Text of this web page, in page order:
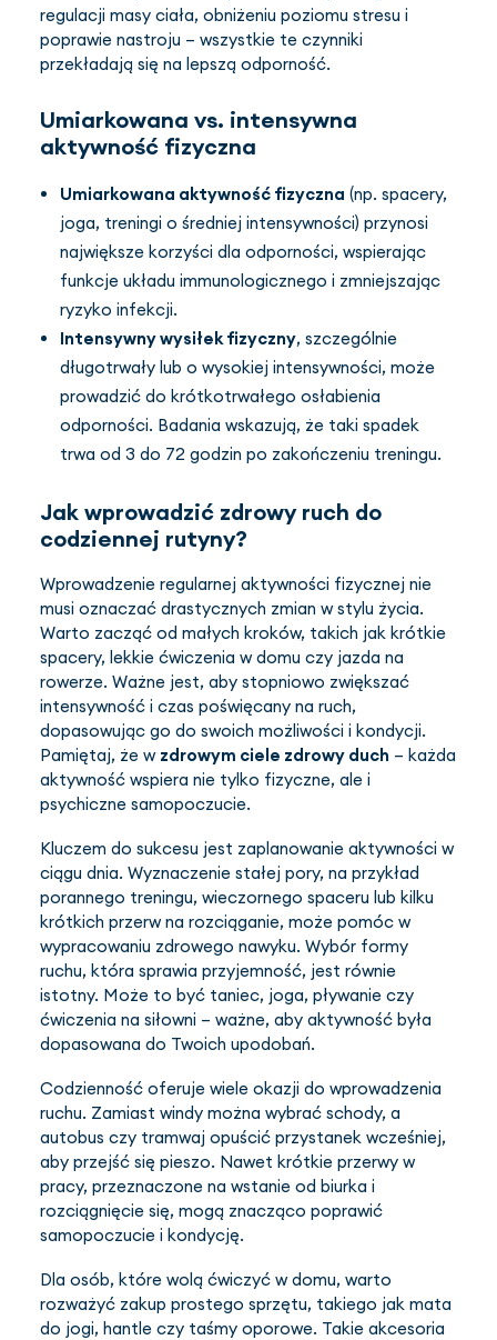
regulacji masy ciała, obniżeniu poziomu stresu i
poprawie nastroju – wszystkie te czynniki
przekładają się na lepszą odporność.
Umiarkowana vs. intensywna
aktywność fizyczna
Umiarkowana aktywność fizyczna (np. spacery,
joga, treningi o średniej intensywności) przynosi
największe korzyści dla odporności, wspierając
funkcje układu immunologicznego i zmniejszając
ryzyko infekcji.
Intensywny wysiłek fizyczny, szczególnie
długotrwały lub o wysokiej intensywności, może
prowadzić do krótkotrwałego osłabienia
odporności. Badania wskazują, że taki spadek
trwa od 3 do 72 godzin po zakończeniu treningu.
Jak wprowadzić zdrowy ruch do
codziennej rutyny?
Wprowadzenie regularnej aktywności fizycznej nie
musi oznaczać drastycznych zmian w stylu życia.
Warto zacząć od małych kroków, takich jak krótkie
spacery, lekkie ćwiczenia w domu czy jazda na
rowerze. Ważne jest, aby stopniowo zwiększać
intensywność i czas poświęcany na ruch,
dopasowując go do swoich możliwości i kondycji.
Pamiętaj, że w zdrowym ciele zdrowy duch – każda
aktywność wspiera nie tylko fizyczne, ale i
psychiczne samopoczucie.
Kluczem do sukcesu jest zaplanowanie aktywności w
ciągu dnia. Wyznaczenie stałej pory, na przykład
porannego treningu, wieczornego spaceru lub kilku
krótkich przerw na rozciąganie, może pomóc w
wypracowaniu zdrowego nawyku. Wybór formy
ruchu, która sprawia przyjemność, jest równie
istotny. Może to być taniec, joga, pływanie czy
ćwiczenia na siłowni – ważne, aby aktywność była
dopasowana do Twoich upodobań.
Codzienność oferuje wiele okazji do wprowadzenia
ruchu. Zamiast windy można wybrać schody, a
autobus czy tramwaj opuścić przystanek wcześniej,
aby przejść się pieszo. Nawet krótkie przerwy w
pracy, przeznaczone na wstanie od biurka i
rozciągnięcie się, mogą znacząco poprawić
samopoczucie i kondycję.
Dla osób, które wolą ćwiczyć w domu, warto
rozważyć zakup prostego sprzętu, takiego jak mata
do jogi, hantle czy taśmy oporowe. Takie akcesoria